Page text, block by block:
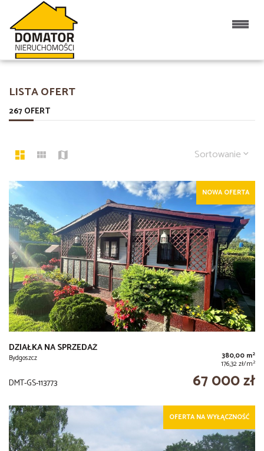
LISTA OFERT
267 OFERT
Sortowanie
NOWA OFERTA
DZIAŁKA NA SPRZEDAŻ
Bydgoszcz 380,00 m2
176,32 zł/m2
DMT-GS-113773 67 000 zł
OFERTA NA WYŁĄCZNOŚĆ